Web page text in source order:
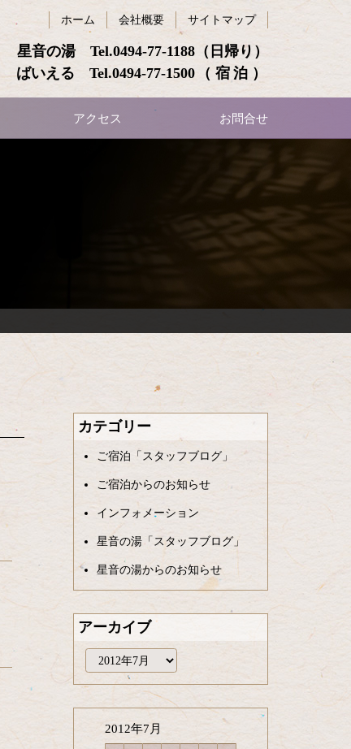
星音の湯 Tel.0494-77-1188 （日帰り）
ばいえる Tel.0494-77-1500 （宿泊）
ホーム 会社概要 サイトマップ
アクセス お問合せ
カテゴリー
ご宿泊「スタッフブログ」
ご宿泊からのお知らせ
インフォメーション
星音の湯「スタッフブログ」
星音の湯からのお知らせ
アーカイブ
ー
カ
イ
2012年7月